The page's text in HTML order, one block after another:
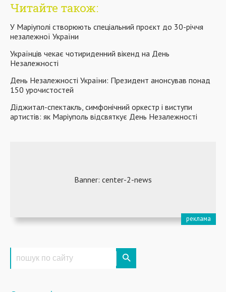
Читайте також:
У Маріуполі створюють спеціальний проєкт до 30-річчя
незалежної України
Українців чекає чотириденний вікенд на День
Незалежності
День Незалежності України: Президент анонсував понад
150 урочистостей
Діджитал-спектакль, симфонічний оркестр і виступи
артистів: як Маріуполь відсвяткує День Незалежності